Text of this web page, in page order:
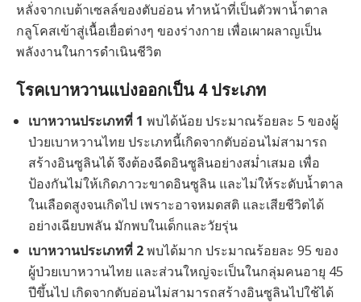
หลั่งจากเบต้าเซลล์ของตับอ่อน ทำหน้าที่เป็นตัวพาน้ำตาล
กลูโคสเข้าสู่เนื้อเยื่อต่างๆ ของร่างกาย เพื่อเผาผลาญเป็น
พลังงานในการดำเนินชีวิต
โรคเบาหวานแบ่งออกเป็น 4 ประเภท
เบาหวานประเภทที่ 1 พบได้น้อย ประมาณร้อยละ 5 ของผู้
ป่วยเบาหวานไทย ประเภทนี้เกิดจากตับอ่อนไม่สามารถ
สร้างอินซูลินได้ จึงต้องฉีดอินซูลินอย่างสม่ำเสมอ เพื่อ
ป้องกันไม่ให้เกิดภาวะขาดอินซูลิน และไม่ให้ระดับน้ำตาล
ในเลือดสูงจนเกิดไป เพราะอาจหมดสติ และเสียชีวิตได้
อย่างเฉียบพลัน มักพบในเด็กและวัยรุ่น
เบาหวานประเภทที่ 2พบได้มาก ประมาณร้อยละ 95 ของ
ผู้ป่วยเบาหวานไทย และส่วนใหญ่จะเป็นในกลุ่มคนอายุ 45
ปีขึ้นไป เกิดจากตับอ่อนไม่สามารถสร้างอินซูลินไปใช้ได้